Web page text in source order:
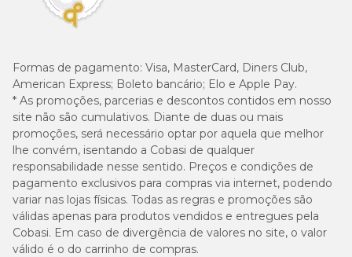
Formas de pagamento: Visa, MasterCard, Diners Club,
American Express; Boleto bancário; Elo e Apple Pay.
* As promoções, parcerias e descontos contidos em nosso
site não são cumulativos. Diante de duas ou mais
promoções, será necessário optar por aquela que melhor
lhe convém, isentando a Cobasi de qualquer
responsabilidade nesse sentido. Preços e condições de
pagamento exclusivos para compras via internet, podendo
variar nas lojas físicas. Todas as regras e promoções são
válidas apenas para produtos vendidos e entregues pela
Cobasi. Em caso de divergência de valores no site, o valor
válido é o do carrinho de compras.